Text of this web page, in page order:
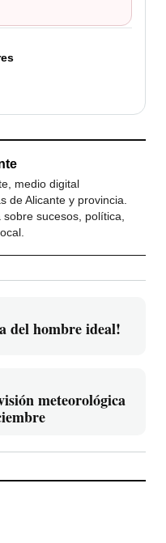
medio digital
de Alicante y provincia.
sucesos, política,
del hombre ideal!
meteorológica